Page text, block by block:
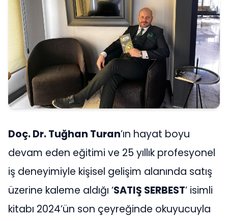
Doç. Dr. Tuğhan Turan’ın hayat boyu
devam eden eğitimi ve 25 yıllık profesyonel
iş deneyimiyle kişisel gelişim alanında satış
üzerine kaleme aldığı ‘SATIŞ SERBEST’ isimli
kitabı 2024’ün son çeyreğinde okuyucuyla